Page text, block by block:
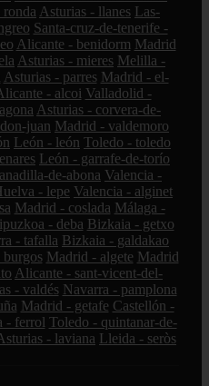
Asturias - llanes Las-
Santa-cruz-de-tenerife -
Alicante - benidorm Madrid
Asturias - mieres Melilla -
Asturias - parres Madrid - el-
- alcoi Valladolid -
Asturias - corvera-de-
juan Madrid - valdemoro
León - león Toledo - toledo
León - garrafe-de-torío
de-abona Valencia -
- lepe Valencia - alginet
Madrid - coslada Málaga -
- deba Bizkaia - getxo
- tafalla Bizkaia - galdakao
Madrid - algete Madrid
Alicante - sant-vicent-del-
- valdés Navarra - pamplona
Madrid - getafe Castellón -
- ferrol Toledo - quintanar-de-
- laviana Lleida - seròs